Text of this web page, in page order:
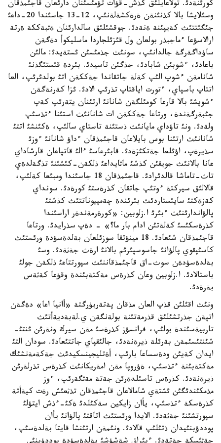
كورئنةدئ. تولاعايلئق كذش-قؤات تؤمئسئنان دارئعان قاجئمذقان
وسئلايشا بالا كذنئنةن ةرةكشةلةنئپ، 12-13 جاسئندا 20-داعئ
جئگئتتئث كةيپئنة ةنةدئ. جوقشئلئق سالدارئنان ةثبةككة ةرتة
ارالاسؤعا ءماجبذر بولعان ول قئزئلجاردا ماسليكوأ دةگةن
ساؤداگةرگة جالدانئپ، سونئث جذمئسئن ئستةيدئ: مالئن
باعادئ، ءشوبئن شابادئ، جذگئن تاسيدئ. بئردة قئستئگذنئ
شانامةن ءشوپ الئپ كةلة جاتقاندا جةككةن اتئ بولدئرئپ، العا
اتتاپ باسپاي، ءتورت اياقتاپ تذرئپ الادئ. ئزا كةرنةگةن
ءشوپشئ بالا قارعا كومئلگةن شانانئ ارتئنان يتةرئپ كةپ
جئبةرگةندة، ورتاعا جةككةن ات شانانئث استئنا ءتذسئپ
ولةدئ. ونئ تاؤداي مايانئث ذستئنة تاستاي سالئپ، ةكئنشئ اتتئ
شانانئث ارتئنا بوس بايلاعان قاجئمذقان ءداؤ شانانئ ءوزئ
سذيرةپ، اؤئلعا جةتكئزةدئ. قابئرعاسئ ءالئ قاتپاعان قارشاداي
عانا بالانئث جويقئن كذشئ ماثايداعئ ذلكةن-كئشئنئ تذگةلدةي
تاث-تاماشا قالدئرادئ. قاجئمذقان 18 جاسئندا ومبئعا كةلئپ،
قالالئق سيركتة ءوتئپ جاتقان كذرةستئ كورةدئ. سونداي
كةزةكتئ سايئستاردئث بئرئندة چةمپيوناتتئث كذشتئ
پالؤاندارئنئث ءبئرئ ا.زلوبين: «كورةرمةندةر اراسئندا
كذرةسكئسئ كةلةتئن ادام بار ما؟» - دةپ سذرايدئ. ورتاعا
قاجئمذقان شئعادئ. 18 مينؤتقا سوزئلعان بةلدةسؤدة ورئستئث
كاسئپقوي پالؤانئ جاسوسپئرئم بالانئ ارةث جةثةدئ. وسئ
بةلدةسؤدةن سوث-اق قاجئمذقاننئث سپورتتاعئ ذلكةن جولئ
باستالادئ. ا.زلوبين وعان كذرةس مةكتةبئندة وقؤعا كةثةس
بةرةدئ.
ونئث اقئلئن قذپ العان مذقان پةتةربؤرگتة «أانيا اعا» دةگةن
اتپةن جذرتشئلئق قذرمةتئنة بولةنگةن ي.لةبةديةأتئث
تاربيةسئندة بولئپ، فرانسؤز كذرةسئ مةن سيرك ونةرئن ئنتئ-
شئنتئسئمةن بةرئلة ذيرةنةدئ، جالئقپاي جاتتئعادئ. سودان التئ
ايدان كةيئن ودةسساعا بارئپ، أةتليجينسكيدئث جةكةمةنشئك
مةكتةبئنة ءتذسئپ، ةؤروپا مةن امةريكانئث كذرةس تذرلةرئن
ذيرةنةدئ. كذرةس تاسئلدةرئن جةتة مةثگةرئپ، ءوز
مذمكئندئگئن ئشتةي شامالاعان قاجئمذقان تذثعئش رةت كيةأتة
كذرةسكة ءتذسئپ، يأان زايكين سةكئلدئ ةكئ-ءذش ايتؤلئ
سپورتشئنئ جةثةدئ. الايدا ورئستئث اتاقتئ پالؤانئ يأان
پوددؤبنئيدان ذتئلئپ قالادئ. ونئمةن ارتئنشا قايتا بةلدةسئپ،